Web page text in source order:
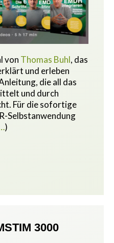
von Thomas Buhl, das
und erleben
die all das
und durch
Für die sofortige
Selbstanwendung
)
3000